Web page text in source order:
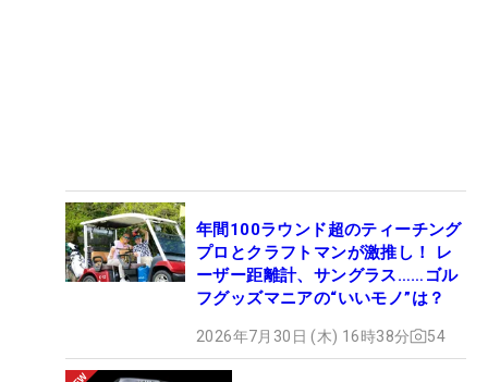
年間100ラウンド超のティーチング
プロとクラフトマンが激推し！ レ
ーザー距離計、サングラス……ゴル
フグッズマニアの“いいモノ”は？
2026年7月30日 (木) 16時38分 54